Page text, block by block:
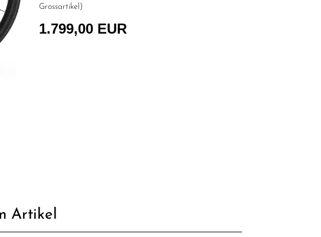
Grossartikel )
1.799,00 EUR
Artikel